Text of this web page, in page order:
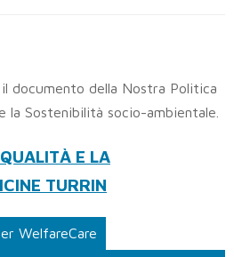
documento della Nostra Politica
la Sostenibilità socio-ambientale.
E LA
TURRIN
WelfareCare